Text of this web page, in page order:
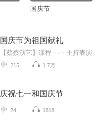
国庆节
国庆节为祖国献礼
215 1.7万
庆祝七一和国庆节
24 1818